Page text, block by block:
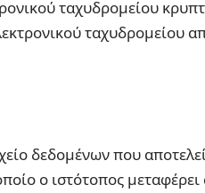
ταχυδρομείου
ταχυδρομείου
δεδομένων που
ο ιστότοπος